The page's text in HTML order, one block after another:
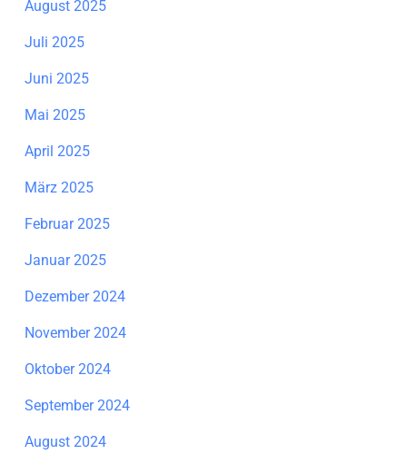
August 2025
Juli 2025
Juni 2025
Mai 2025
April 2025
März 2025
Februar 2025
Januar 2025
Dezember 2024
November 2024
Oktober 2024
September 2024
August 2024